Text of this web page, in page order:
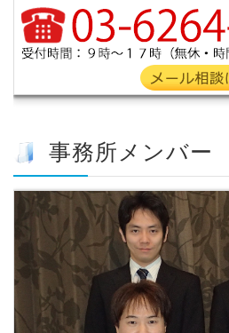
事務所メンバー